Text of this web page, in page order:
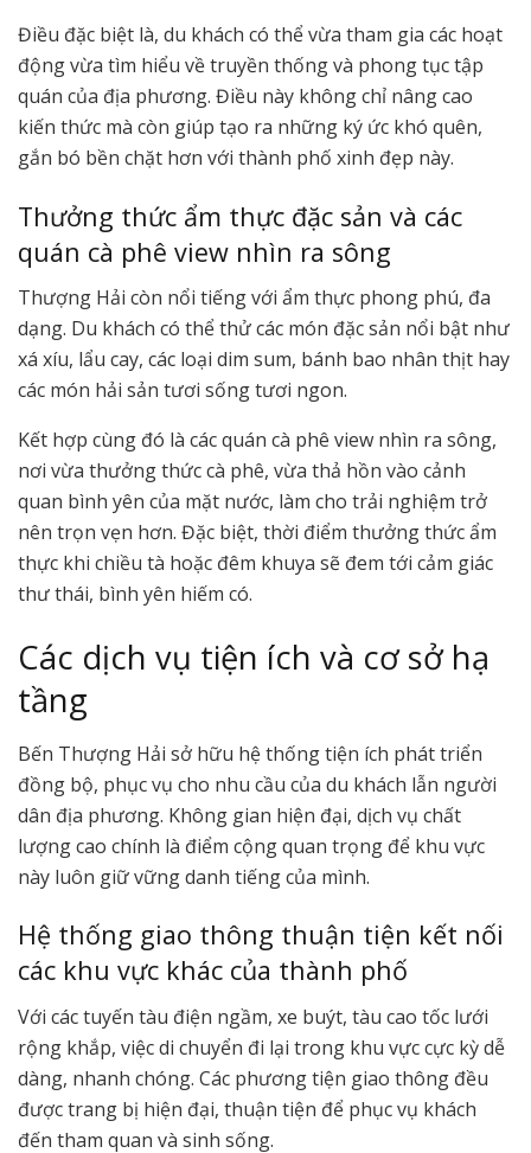
Điều đặc biệt là, du khách có thể vừa tham gia các hoạt
động vừa tìm hiểu về truyền thống và phong tục tập
quán của địa phương. Điều này không chỉ nâng cao
kiến thức mà còn giúp tạo ra những ký ức khó quên,
gắn bó bền chặt hơn với thành phố xinh đẹp này.
Thưởng thức ẩm thực đặc sản và các
quán cà phê view nhìn ra sông
Thượng Hải còn nổi tiếng với ẩm thực phong phú, đa
dạng. Du khách có thể thử các món đặc sản nổi bật như
xá xíu, lẩu cay, các loại dim sum, bánh bao nhân thịt hay
các món hải sản tươi sống tươi ngon.
Kết hợp cùng đó là các quán cà phê view nhìn ra sông,
nơi vừa thưởng thức cà phê, vừa thả hồn vào cảnh
quan bình yên của mặt nước, làm cho trải nghiệm trở
nên trọn vẹn hơn. Đặc biệt, thời điểm thưởng thức ẩm
thực khi chiều tà hoặc đêm khuya sẽ đem tới cảm giác
thư thái, bình yên hiếm có.
Các dịch vụ tiện ích và cơ sở hạ
tầng
Bến Thượng Hải sở hữu hệ thống tiện ích phát triển
đồng bộ, phục vụ cho nhu cầu của du khách lẫn người
dân địa phương. Không gian hiện đại, dịch vụ chất
lượng cao chính là điểm cộng quan trọng để khu vực
này luôn giữ vững danh tiếng của mình.
Hệ thống giao thông thuận tiện kết nối
các khu vực khác của thành phố
Với các tuyến tàu điện ngầm, xe buýt, tàu cao tốc lưới
rộng khắp, việc di chuyển đi lại trong khu vực cực kỳ dễ
dàng, nhanh chóng. Các phương tiện giao thông đều
được trang bị hiện đại, thuận tiện để phục vụ khách
đến tham quan và sinh sống.